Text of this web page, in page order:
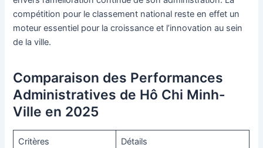
compétition pour le classement national reste en effet un
moteur essentiel pour la croissance et l’innovation au sein
de la ville.
Comparaison des Performances
Administratives de Hô Chi Minh-
Ville en 2025
Critères Détails